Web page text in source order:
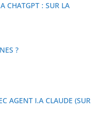
CHATGPT : SUR LA
?
AGENT I.A CLAUDE (SUR